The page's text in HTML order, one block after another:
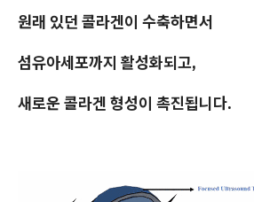
원래 있던 콜라겐이 수축하면서
섬유아세포까지 활성화되고,
새로운 콜라겐 형성이 촉진됩니다.